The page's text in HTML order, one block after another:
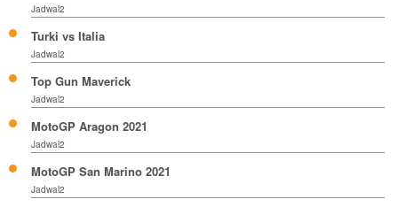
Jadwal2
Turki vs Italia
Jadwal2
Top Gun Maverick
Jadwal2
MotoGP Aragon 2021
Jadwal2
MotoGP San Marino 2021
Jadwal2